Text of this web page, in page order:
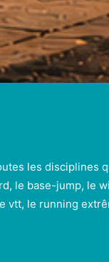
les disciplines
le base-jump, le
vtt, le running